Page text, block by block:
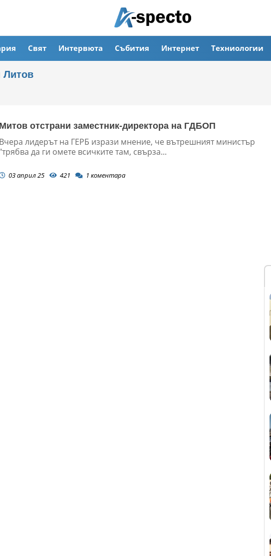
Свят Интервюта Събития Интернет Техниологии
Литов
Митов отстрани заместник-директора на ГДБОП
Вчера лидерът на ГЕРБ изрази мнение, че вътрешният министър
"трябва да ги омете всичките там, свърза...
03 април 25 421 1 коментара